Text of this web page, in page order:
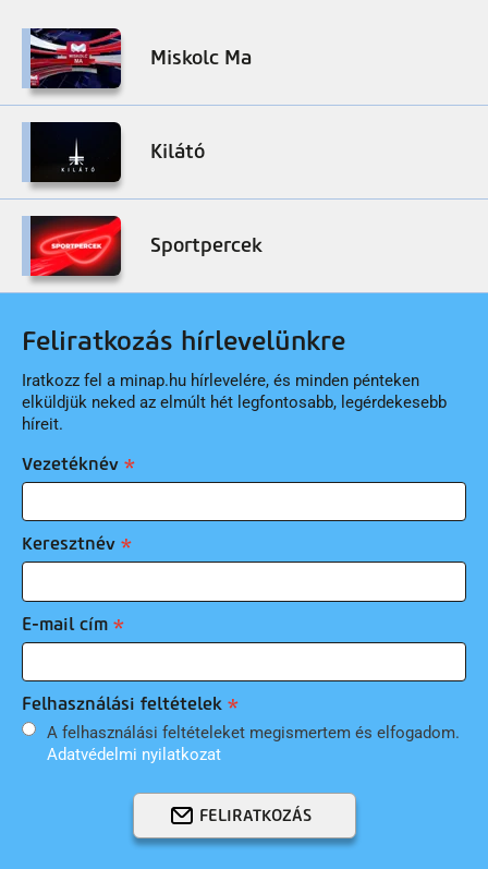
Miskolc Ma
Kilátó
Sportpercek
Feliratkozás hírlevelünkre
Iratkozz fel a minap.hu hírlevelére, és minden pénteken
elküldjük neked az elmúlt hét legfontosabb, legérdekesebb
híreit.
Vezetéknév
Keresztnév
E-mail cím
Felhasználási feltételek
A felhasználási feltételeket megismertem és elfogadom.
Adatvédelmi nyilatkozat
FELIRATKOZÁS